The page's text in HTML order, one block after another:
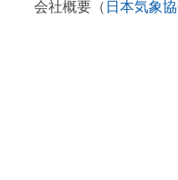
会社概要（ 日本気象